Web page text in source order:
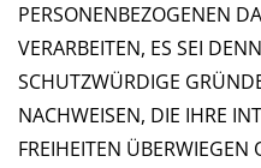
PERSONENBEZOGENEN
VERARBEITEN, ES SEI
SCHUTZWÜRDIGE
NACHWEISEN, DIE IHRE
FREIHEITEN ÜBERWIEGEN